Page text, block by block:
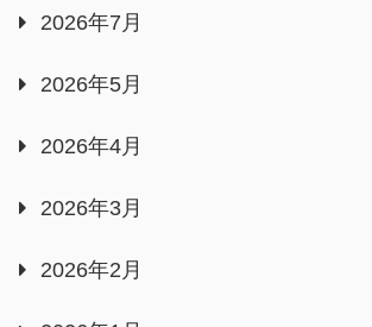
2026年7月
2026年5月
2026年4月
2026年3月
2026年2月